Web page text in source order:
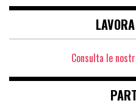
Consulta le